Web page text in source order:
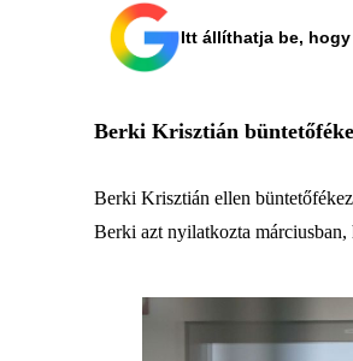
Itt állíthatja be,
Berki Krisztián
Berki Krisztián ellen
Berki azt nyilatkozta márciusban,